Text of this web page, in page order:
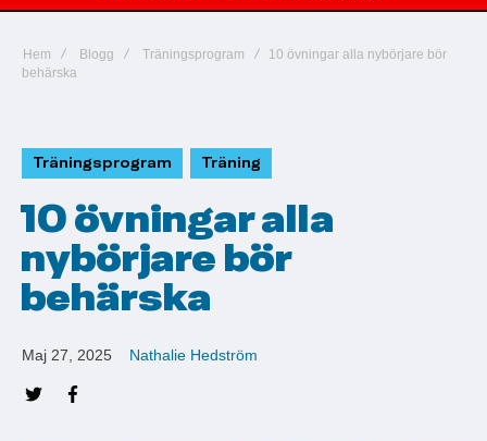
Hem Blogg Träningsprogram
10 övningar alla nybörjare bör
behärska
Träningsprogram Träning
10 övningar alla
nybörjare bör
behärska
Maj 27, 2025 Nathalie Hedström